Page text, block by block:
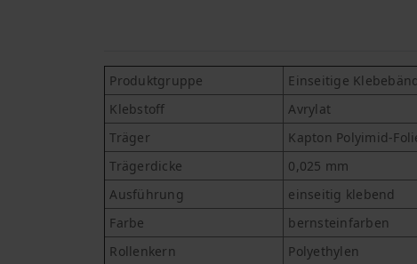
Produktgruppe
Einseitige
Klebstoff
Avrylat
Träger
Kapton Polyimid-
Trägerdicke
0,025 mm
Ausführung
einseitig klebend
Farbe
bernsteinfarben
Rollenkern
Polyethylen